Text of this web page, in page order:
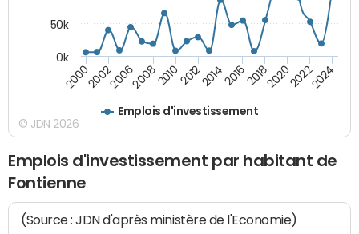
Emplois d'investissement
200020022006200820102012201420162018202020222024
0k
50k
© JDN 2026
Emplois d'investissement par habitant de
Fontienne
(Source : JDN d'après ministère de l'Economie)